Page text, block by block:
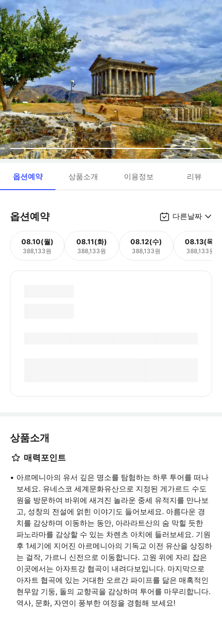
옵션예약 상품소개 이용정보 리뷰
옵션예약 다른날짜
08.10(월)
388,133원
08.11(화)
388,133원
08.12(수)
388,133원
08.13(목)
388,133원
상품소개
매력포인트
아르메니아의 유서 깊은 명소를 탐험하는 하루 투어를 떠나
보세요. 유네스코 세계문화유산으로 지정된 게가르드 수도
원을 방문하여 바위에 새겨진 놀라운 중세 유적지를 만나보
고, 성창의 전설에 얽힌 이야기도 들어보세요. 아름다운 경
치를 감상하며 이동하는 동안, 아라라트산의 숨 막힐 듯한
파노라마를 감상할 수 있는 차렌츠 아치에 들러보세요. 기원
후 1세기에 지어진 아르메니아의 기독교 이전 유산을 상징하
는 걸작, 가르니 신전으로 이동합니다. 고원 위에 자리 잡은
이곳에서는 아자트강 협곡이 내려다보입니다. 마지막으로
아자트 협곡에 있는 거대한 오르간 파이프를 닮은 매혹적인
현무암 기둥, 돌의 교향곡을 감상하며 투어를 마무리합니다.
역사, 문화, 자연이 풍부한 여정을 경험해 보세요!